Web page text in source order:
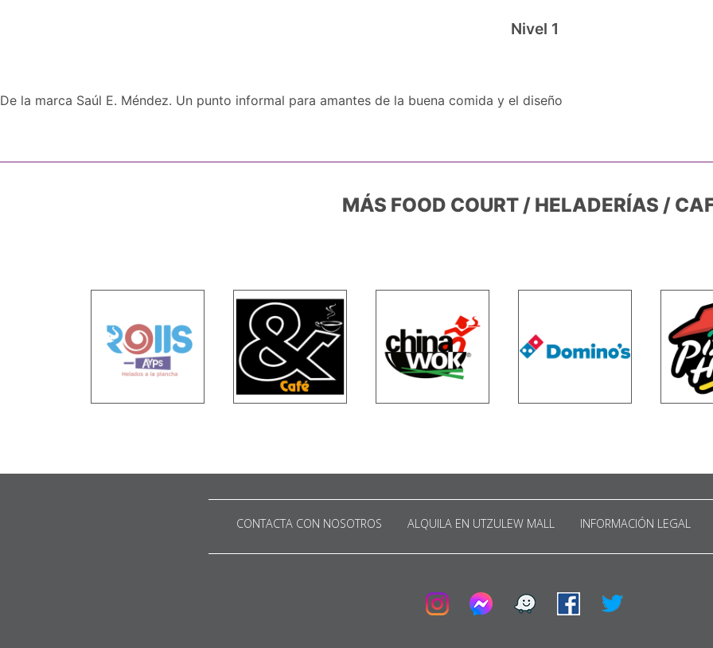
Nivel 1
De la marca Saúl E. Méndez. Un punto informal para amantes de la buena comida y el diseño
MÁS FOOD COURT / HELADERÍAS /
CONTACTA CON NOSOTROS ALQUILA EN UTZULEW MALL INFORMACIÓN LEGAL